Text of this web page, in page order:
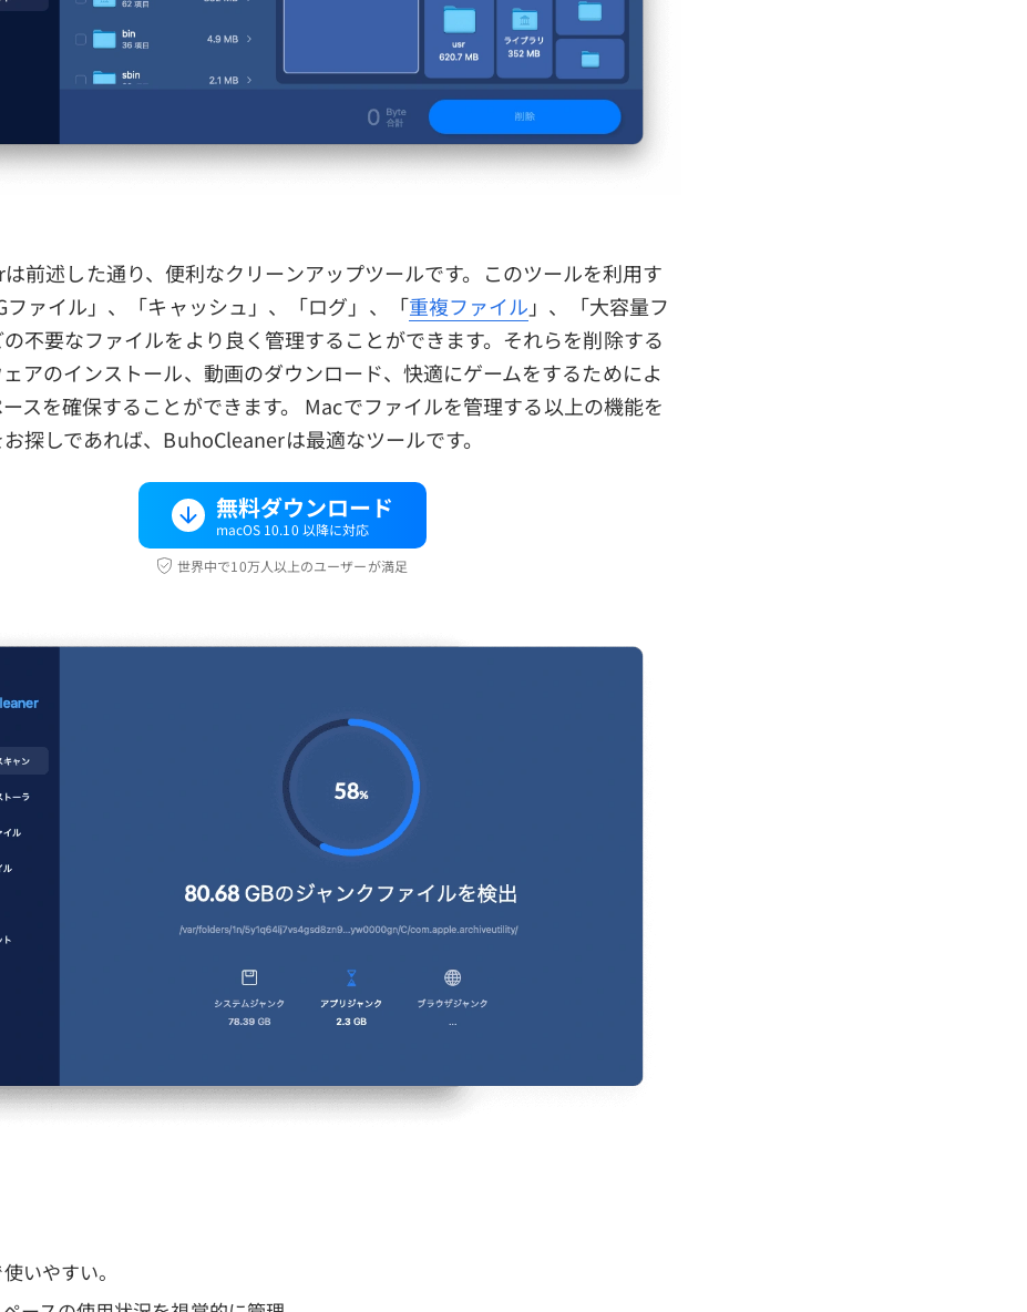
前述した通り、便利なクリーンアップツールです。このツールを利用す
ファイル」、「キャッシュ」、「ログ」、「重複ファイル 」、「大容量フ
不要なファイルをより良く管理することができます。それらを削除する
アのインストール、動画のダウンロード、快適にゲームをするためによ
スを確保することができます。 Macでファイルを管理する以上の機能を
探しであれば、BuhoCleanerは最適なツールです。
無料ダウンロード
macOS 10.10 以降に対応
世界中で10万人以上のユーザーが満足
いやすい。